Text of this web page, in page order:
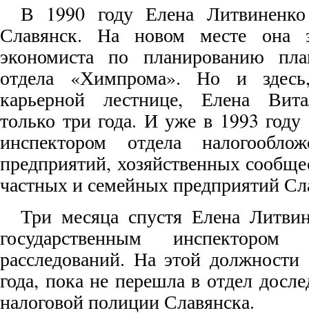
В 1990 году Елена
Славянск. На новом месте она
экономиста по планированию
отдела «Химпрома». Но и
карьерной лестнице, Елена
только три года. И уже в 1993 году
инспектором отдела
предприятий, хозяйственных
частных и семейных предприятий
Три месяца спустя Елена
государственным
расследований. На этой должности
года, пока не перешла в отдел
налоговой полиции Славянска.